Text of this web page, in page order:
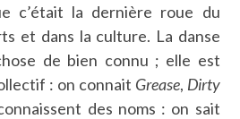
c’était la dernière roue du
et dans la culture. La danse
de bien connu ; elle est
: on connait Grease, Dirty
des noms : on sait